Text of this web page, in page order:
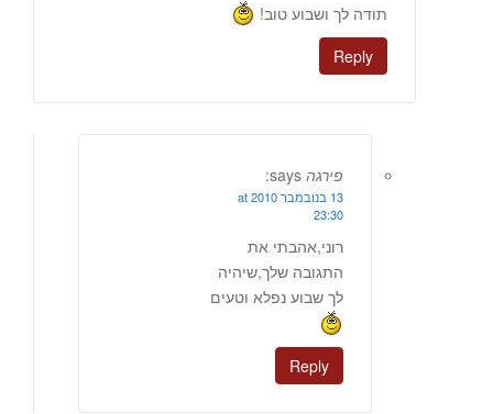
תודה לך ושבוע טוב!
Reply
פירגה says:
13 בנובמבר 2010 at
23:30
רוני,אהבתי את
התגובה שלך,שיהיה
לך שבוע נפלא וטעים
Reply